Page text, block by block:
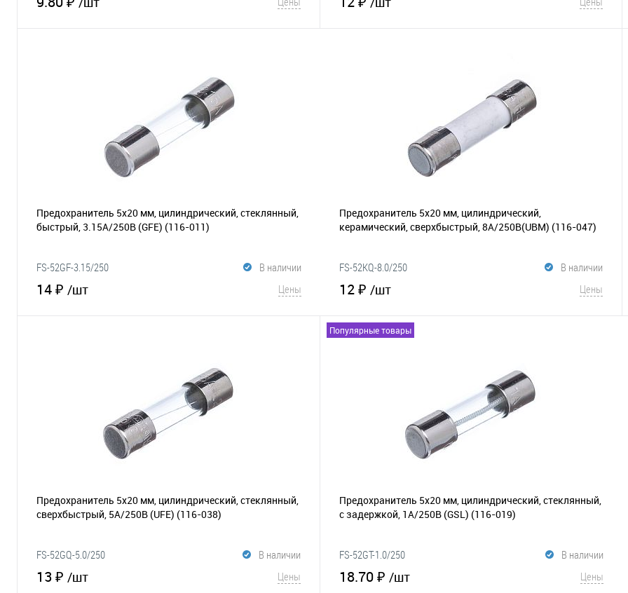
Сравнение Сравнение
Предохранитель 5х20 мм, цилиндрический, стеклянный,
быстрый, 3.15А/250В (GFE) (116-011)
В наличии
FS-52GF-3.15/250
14 ₽ /шт Цены
Сравнение
Предохранитель 5х20 мм, цилиндрический,
керамический, сверхбыстрый, 8A/250В(UBM) (116-047)
В наличии
FS-52KQ-8.0/250
12 ₽ /шт Цены
Сравнение
Предохранитель 5х20 мм, цилиндрический, стеклянный,
сверхбыстрый, 5А/250В (UFE) (116-038)
В наличии
FS-52GQ-5.0/250
13 ₽ /шт Цены
Популярные товары
Предохранитель 5х20 мм, цилиндрический, стеклянный,
с задержкой, 1А/250В (GSL) (116-019)
В наличии
FS-52GT-1.0/250
18.70 ₽ /шт Цены